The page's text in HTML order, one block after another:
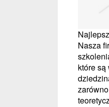
Nasza
które